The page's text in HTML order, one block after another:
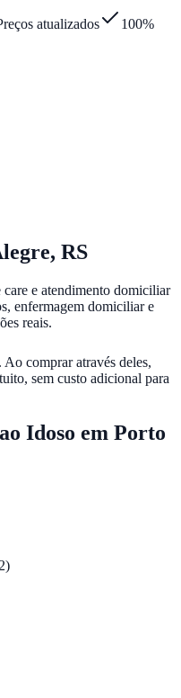
atualizados
100%
, RS
e atendimento domiciliar
enfermagem domiciliar e
reais.
comprar através deles,
sem custo adicional para
Idoso em Porto